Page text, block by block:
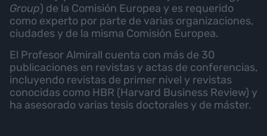
Group) de la Comisión Europea y es requerido
como experto por parte de varias organizaciones,
ciudades y de la misma Comisión Europea.
El Profesor Almirall cuenta con más de 30
publicaciones en revistas y actas de conferencias,
incluyendo revistas de primer nivel y revistas
conocidas como HBR (Harvard Business Review) y
ha asesorado varias tesis doctorales y de máster.